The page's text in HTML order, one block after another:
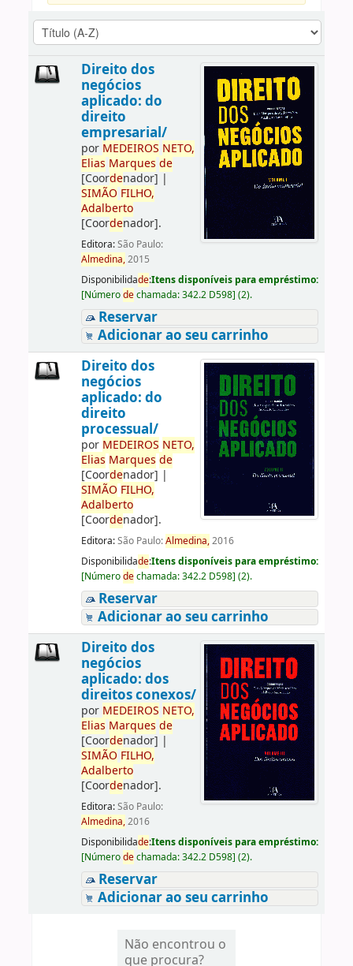
Direito dos
negócios
aplicado: do
direito
empresarial/
por MEDEIROS NETO,
Elias Marques de
[Coordenador] |
SIMÃO FILHO,
Adalberto
[Coordenador].
Editora:São Paulo:
Almedina,2015
Disponibilidade:Itens disponíveis para empréstimo:
[Númerodechamada:342.2 D598] (2).
Reservar
Adicionar ao seu carrinho
Direito dos
negócios
aplicado: do
direito
processual/
por MEDEIROS NETO,
Elias Marques de
[Coordenador] |
SIMÃO FILHO,
Adalberto
[Coordenador].
Editora:São Paulo:Almedina,2016
Disponibilidade:Itens disponíveis para empréstimo:
[Númerodechamada:342.2 D598] (2).
Reservar
Adicionar ao seu carrinho
Direito dos
negócios
aplicado: dos
direitos conexos/
por MEDEIROS NETO,
Elias Marques de
[Coordenador] |
SIMÃO FILHO,
Adalberto
[Coordenador].
Editora:São Paulo:
Almedina,2016
Disponibilidade:Itens disponíveis para empréstimo:
[Númerodechamada:342.2 D598] (2).
Reservar
Adicionar ao seu carrinho
Não encontrou o
que procura?